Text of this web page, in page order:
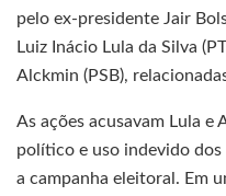
pelo ex-presidente Jair
Luiz Inácio Lula da Silva
Alckmin (PSB),
As ações acusavam Lula e
político e uso indevido
a campanha eleitoral. Em